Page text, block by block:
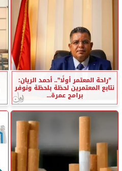
”راحة المعتمر أولًا”.. أحمد الريان:
نتابع المعتمرين لحظة بلحظة ونوفر
برامج عمرة...